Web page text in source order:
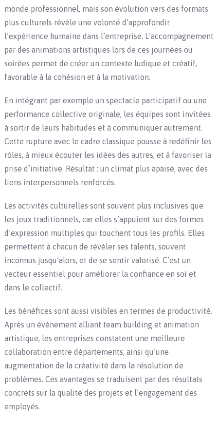
monde professionnel, mais son évolution vers des formats
plus culturels révèle une volonté d’approfondir
l’expérience humaine dans l’entreprise. L’accompagnement
par des animations artistiques lors de ces journées ou
soirées permet de créer un contexte ludique et créatif,
favorable à la cohésion et à la motivation.
En intégrant par exemple un spectacle participatif ou une
performance collective originale, les équipes sont invitées
à sortir de leurs habitudes et à communiquer autrement.
Cette rupture avec le cadre classique pousse à redéfinir les
rôles, à mieux écouter les idées des autres, et à favoriser la
prise d’initiative. Résultat : un climat plus apaisé, avec des
liens interpersonnels renforcés.
Les activités culturelles sont souvent plus inclusives que
les jeux traditionnels, car elles s’appuient sur des formes
d’expression multiples qui touchent tous les profils. Elles
permettent à chacun de révéler ses talents, souvent
inconnus jusqu’alors, et de se sentir valorisé. C’est un
vecteur essentiel pour améliorer la confiance en soi et
dans le collectif.
Les bénéfices sont aussi visibles en termes de productivité.
Après un événement alliant team building et animation
artistique, les entreprises constatent une meilleure
collaboration entre départements, ainsi qu’une
augmentation de la créativité dans la résolution de
problèmes. Ces avantages se traduisent par des résultats
concrets sur la qualité des projets et l’engagement des
employés.